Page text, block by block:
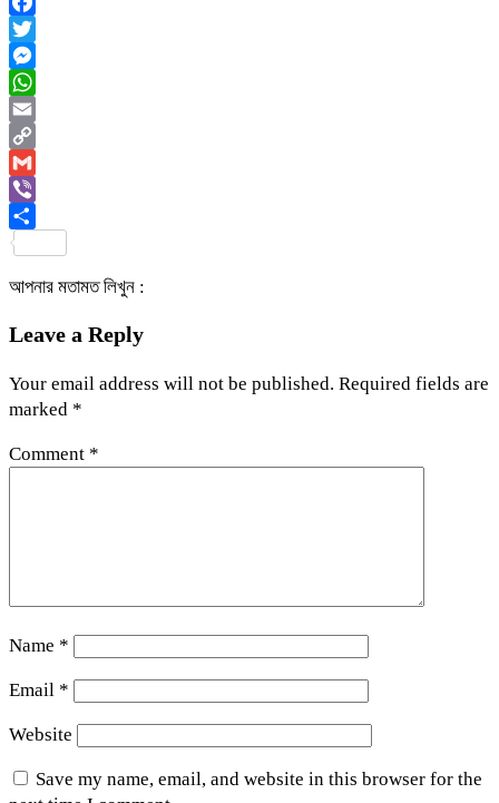
Facebook
Twitter
Messenger
WhatsApp
Email
Copy
Link
Gmail
Viber
আপনার মতামত লিখুন :
Leave a Reply
Your email address will not be published. Required fields are
marked *
Comment *
Name *
Email *
Website
Save my name, email, and website in this browser for the